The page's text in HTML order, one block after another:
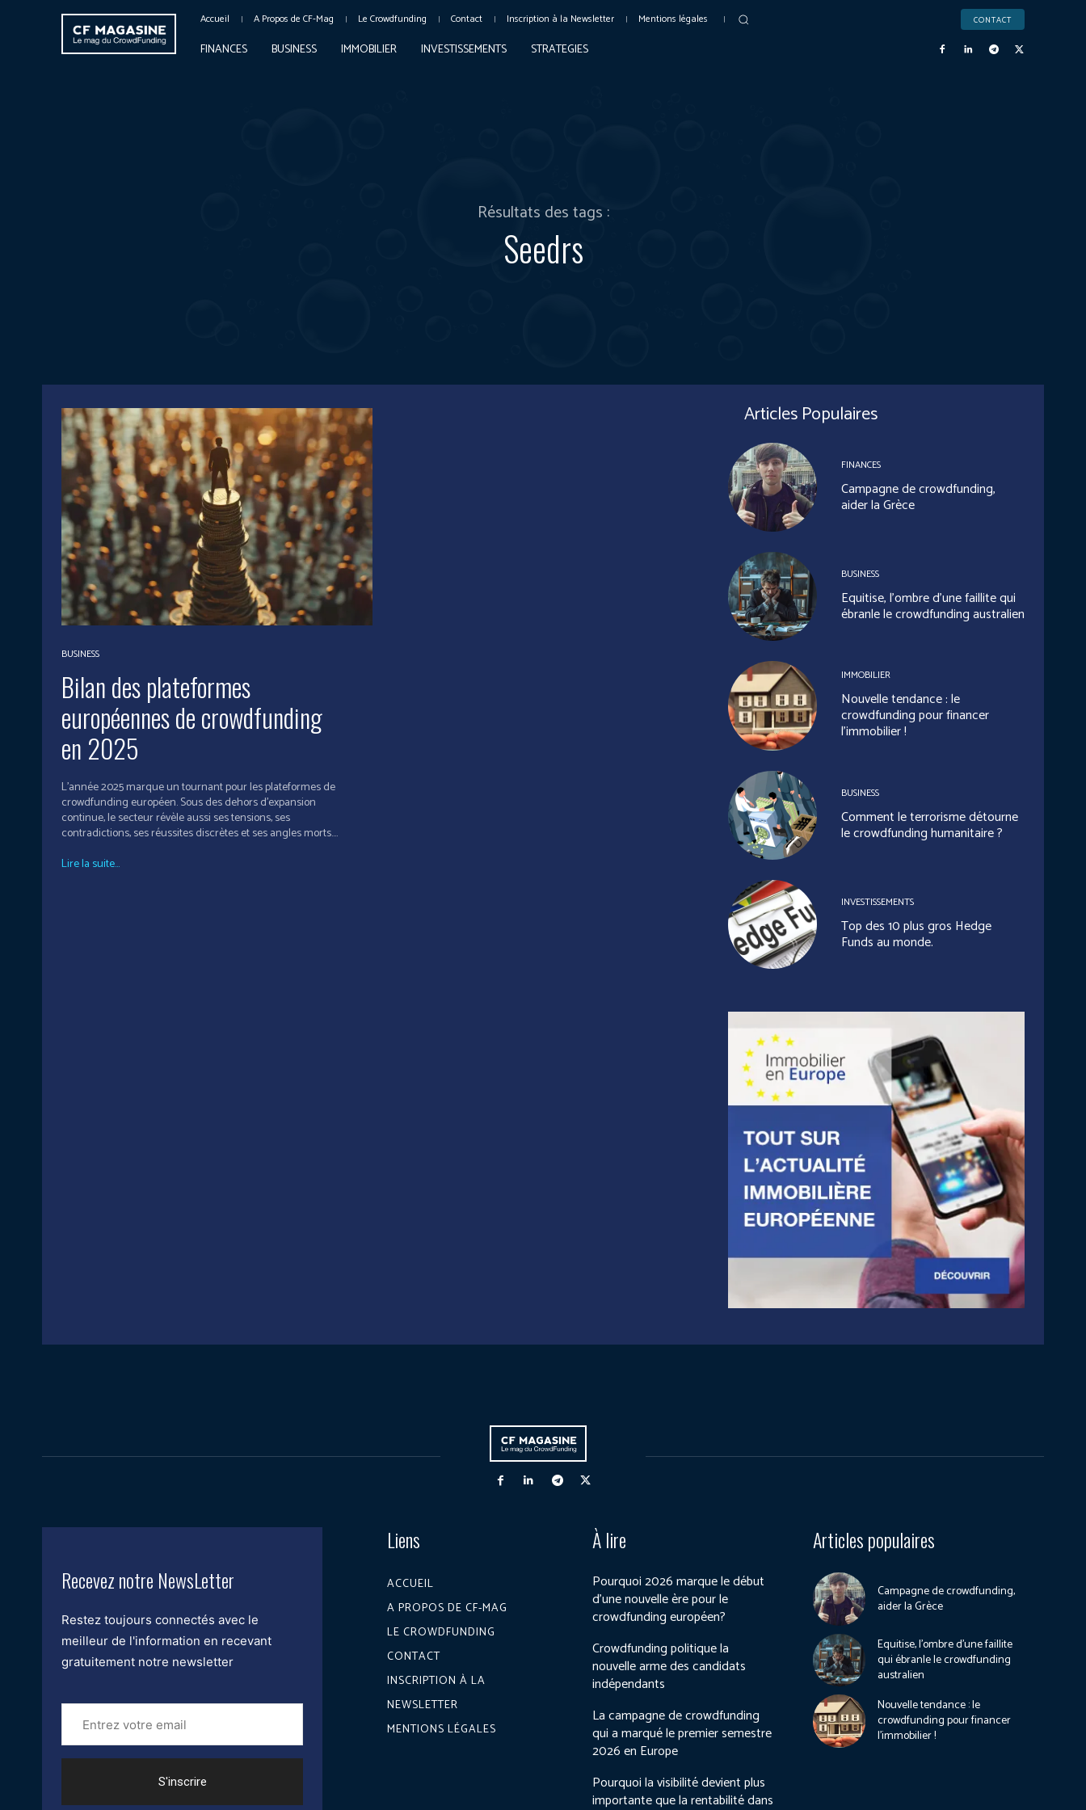
Accueil A Propos de CF-Mag Le Crowdfunding Contact Inscription à la Newsletter Mentions légales CONTACT
FINANCES BUSINESS IMMOBILIER INVESTISSEMENTS STRATEGIES
Résultats des tags :
Seedrs
BUSINESS
Bilan des plateformes
européennes de crowdfunding
en 2025
L’année 2025 marque un tournant pour les plateformes de
crowdfunding européen. Sous des dehors d’expansion
continue, le secteur révèle aussi ses tensions, ses
contradictions, ses réussites discrètes et ses angles morts....
Lire la suite...
Articles Populaires
FINANCES
Campagne de crowdfunding,
aider la Grèce
BUSINESS
Equitise, l’ombre d’une faillite qui
ébranle le crowdfunding australien
IMMOBILIER
Nouvelle tendance : le
crowdfunding pour financer
l’immobilier !
BUSINESS
Comment le terrorisme détourne
le crowdfunding humanitaire ?
INVESTISSEMENTS
Top des 10 plus gros Hedge
Funds au monde.
Recevez notre NewsLetter
Restez toujours connectés avec le
meilleur de l'information en recevant
gratuitement notre newsletter
Entrez
votre
email
Liens
ACCUEIL
A PROPOS DE CF-MAG
LE CROWDFUNDING
CONTACT
INSCRIPTION À LA
NEWSLETTER
MENTIONS LÉGALES
À lire
Pourquoi 2026 marque le début
d’une nouvelle ère pour le
crowdfunding européen?
Crowdfunding politique la
nouvelle arme des candidats
indépendants
La campagne de crowdfunding
qui a marqué le premier semestre
2026 en Europe
Pourquoi la visibilité devient plus
importante que la rentabilité dans
Articles populaires
Campagne de crowdfunding,
aider la Grèce
Equitise, l’ombre d’une faillite
qui ébranle le crowdfunding
australien
Nouvelle tendance : le
crowdfunding pour financer
l’immobilier !